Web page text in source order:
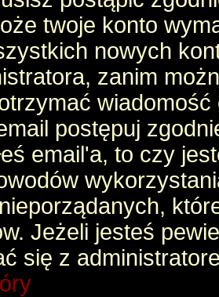
twoje konto
nowych
zanim
postępuj
email'a, to czy
Jeżeli jesteś
się z